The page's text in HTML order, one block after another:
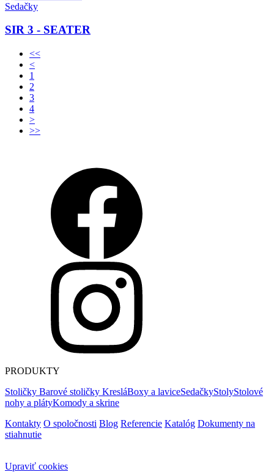
Sedačky
SIR 3 - SEATER
<<
<
1
2
3
4
>
>>
PRODUKTY
Stoličky Barové stoličky KresláBoxy a laviceSedačkyStolyStolové
nohy a plátyKomody a skrine
Kontakty O spoločnosti Blog Referencie Katalóg Dokumenty na
stiahnutie
Upraviť cookies